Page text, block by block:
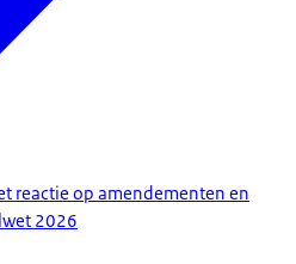
reactie op amendementen en
2026